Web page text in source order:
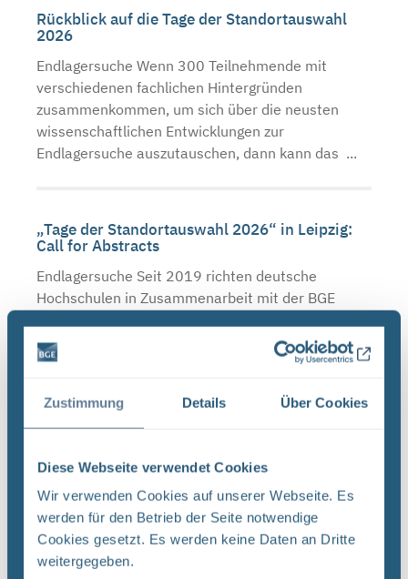
Zustimmung Details Über Cookies
Diese Webseite verwendet Cookies
Wir verwenden Cookies auf unserer Webseite. Es
werden für den Betrieb der Seite notwendige
Cookies gesetzt. Es werden keine Daten an Dritte
weitergegeben.
Rückblick auf die Tage der Standortauswahl
2026
Endlagersuche Wenn 300 Teilnehmende mit
verschiedenen fachlichen Hintergründen
zusammenkommen, um sich über die neusten
wissenschaftlichen Entwicklungen zur
Endlagersuche auszutauschen, dann kann das ...
„Tage der Standortauswahl 2026“ in Leipzig:
Call for Abstracts
Endlagersuche Seit 2019 richten deutsche
Hochschulen in Zusammenarbeit mit der BGE
Im kommenden Jahr findet das Format vom 23.
bis 24. April 2026 in ...
EDRAM
Endlagersuche Voneinander lernen ist das Ziel,
wenn sich die Geschäftsführungen der
Endlagerorganisationen aus aller Welt
versammeln. Bei EDRAM (externer Link) handelt es